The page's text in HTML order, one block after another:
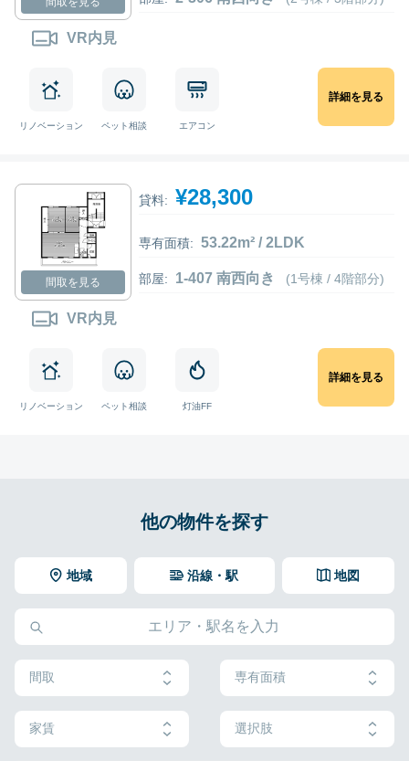
VR内見
リノベーション ペット相談 エアコン
詳細を見る
間取を見る
VR内見
貸料: ¥28,300
専有面積: 53.22m² / 2LDK
部屋: 1-407 南西向き (1号棟 / 4階部分)
リノベーション ペット相談 灯油FF
詳細を見る
他の物件を探す
地域 地図
沿線・駅
間取 専有面積
家賃 選択肢